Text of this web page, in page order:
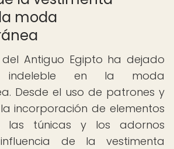
moda
Antiguo Egipto ha dejado
indeleble en la moda
Desde el uso de patrones y
incorporación de elementos
las túnicas y los adornos
de la vestimenta